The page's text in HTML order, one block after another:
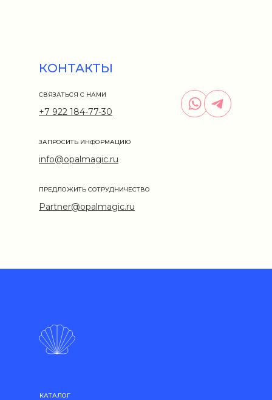
КОНТАКТЫ
info@opalmagic.ru
+7 922 184-77-30
СВЯЗАТЬСЯ С НАМИ
ЗАПРОСИТЬ ИНФОРМАЦИЮ
Partner@opalmagic.ru
ПРЕДЛОЖИТЬ СОТРУДНИЧЕСТВО
КАТАЛОГ